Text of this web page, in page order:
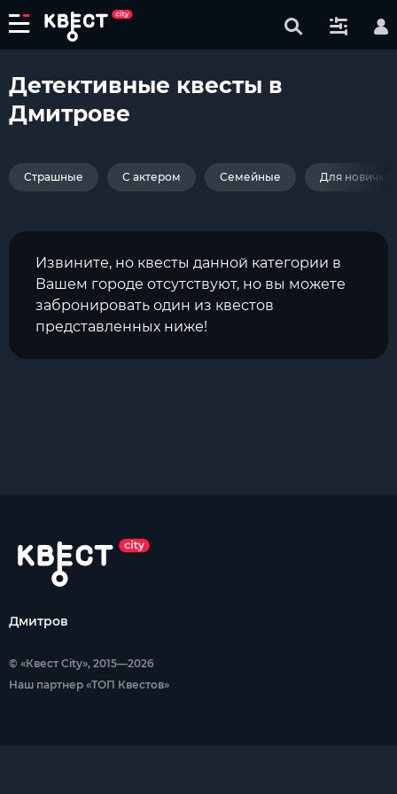
Детективные квесты в
Дмитрове
Страшные С актером Семейные Для новичков
Извините, но квесты данной категории в
Вашем городе отсутствуют, но вы можете
забронировать один из квестов
представленных ниже!
Дмитров
© «Квест City», 2015—2026
Наш партнер «ТОП Квестов»